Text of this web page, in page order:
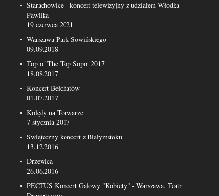
Starachowice - koncert telewizyjny z udziałem Włodka
Pawlika
19 czerwca 2021
Warszawa Park Sowińskiego
09.09.2018
Top of The Top Sopot 2017
18.08.2017
Koncert Bełchatów
01.07.2017
Kolędy na Torwarze
7 stycznia 2017
Świąteczny koncert z Białymstoku
13.12.2016
Drzewica
26.06.2016
PECTUS Koncert Galowy "Kobiety" - Warszawa, Teatr